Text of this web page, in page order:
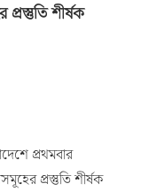
শীর্ষক
প্রথমবার
প্রস্তুতি শীর্ষক